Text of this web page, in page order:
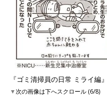
『ゴミ清掃員の日常 ミライ編
▼次の画像は下へスクロール (6/8)